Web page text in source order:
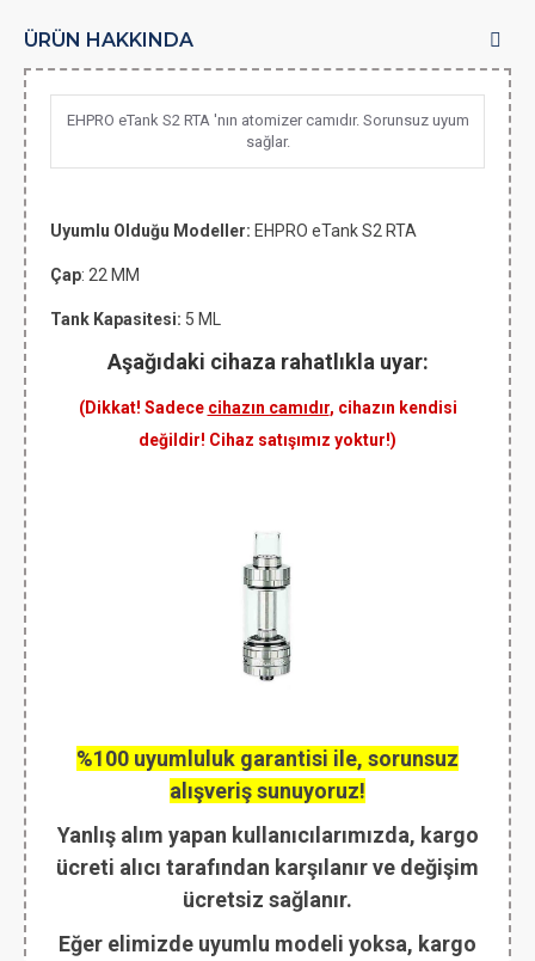
ÜRÜN HAKKINDA
EHPRO eTank S2 RTA 'nın atomizer camıdır. Sorunsuz uyum
sağlar.
Uyumlu Olduğu Modeller: EHPRO eTank S2 RTA
Çap: 22 MM
Tank Kapasitesi: 5 ML
Aşağıdaki cihaza rahatlıkla uyar:
(Dikkat! Sadece cihazın camıdır, cihazın kendisi
değildir! Cihaz satışımız yoktur!)
%100 uyumluluk garantisi ile, sorunsuz
alışveriş sunuyoruz!
Yanlış alım yapan kullanıcılarımızda, kargo
ücreti alıcı tarafından karşılanır ve değişim
ücretsiz sağlanır.
Eğer elimizde uyumlu modeli yoksa, kargo